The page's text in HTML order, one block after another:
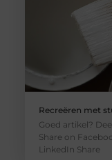
Recreëren met
Goed artikel?
Share on
LinkedIn Share